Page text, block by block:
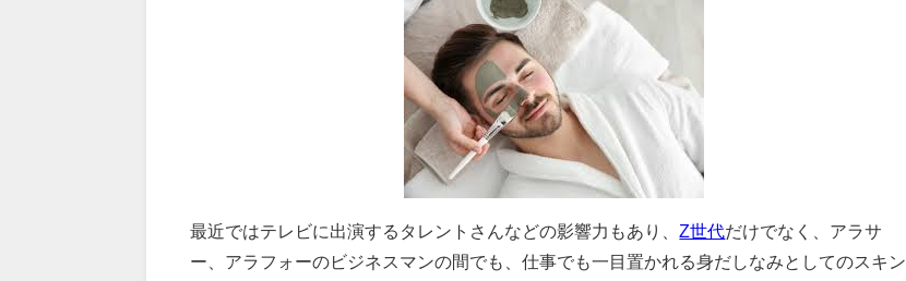
最近ではテレビに出演するタレントさんなどの影響力もあり、 Z世代だけでなく、アラサ
ー、アラフォーのビジネスマンの間でも、仕事でも一目置かれる身だしなみとしてのスキン